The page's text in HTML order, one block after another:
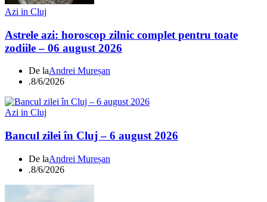
Azi in Cluj
Astrele azi: horoscop zilnic complet pentru toate
zodiile – 06 august 2026
De laAndrei Mureșan
.8/6/2026
Azi in Cluj
Bancul zilei în Cluj – 6 august 2026
De laAndrei Mureșan
.8/6/2026